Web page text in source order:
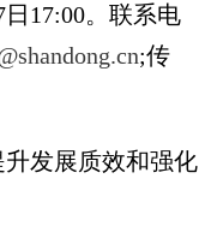
17:00。联系电
;传
发展质效和强化